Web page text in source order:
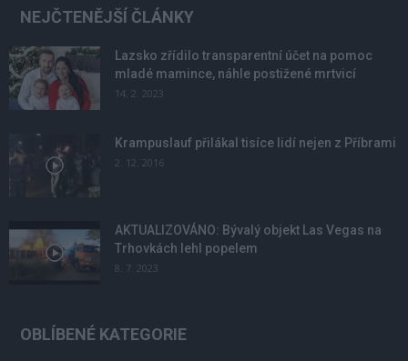
NEJČTENĚJŠÍ ČLÁNKY
Lazsko zřídilo transparentní účet na pomoc
mladé mamince, náhle postižené mrtvicí
14. 2. 2023
Krampuslauf přilákal tisíce lidí nejen z Příbrami
2. 12. 2016
AKTUALIZOVÁNO: Bývalý objekt Las Vegas na
Trhovkách lehl popelem
8. 7. 2023
OBLÍBENÉ KATEGORIE